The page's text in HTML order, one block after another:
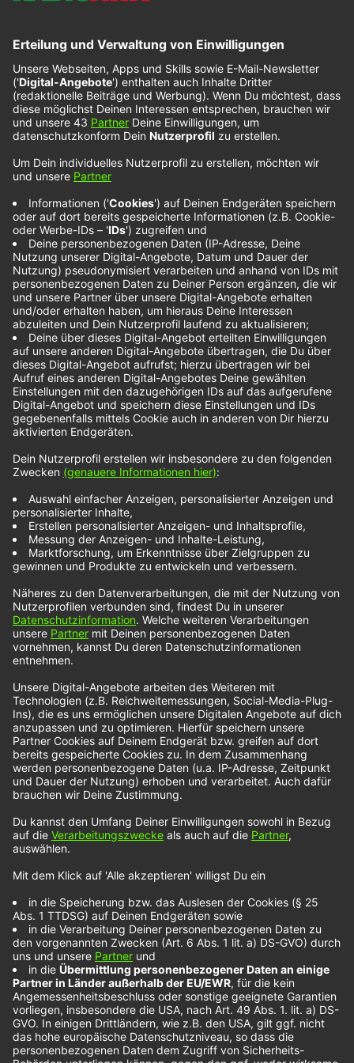
M I R Ó U X – Like This
M I R Ó U X haben ihren Song „Like This“
veröffentlicht – ein absoluter Pop-Song mit
einigem an Effekten. Die Band rund um den halb-
deutsch/halb-amerikanischen Frontmann Jonah
Übergange zu schaffen, denn die Art und Weise,
wie sie in den Refrain wechseln ist unvergleichlich.
Die sechs Jungs haben sich übrigens durch ihr
Musikstudium kennengelernt und balancieren ihre
Karriere und ihr Studium. Klappt aber scheinbar
ganz gut, denn sie durften auch schon mit
Marteria auf Tour gehen. Wir von NOXX meinen: M
I R Ó U X solltet ihr in nächster Zeit mal im Auge
behalten.
Link:
Geschrieben am16. August 2022inMusik , NOXX-Künstler